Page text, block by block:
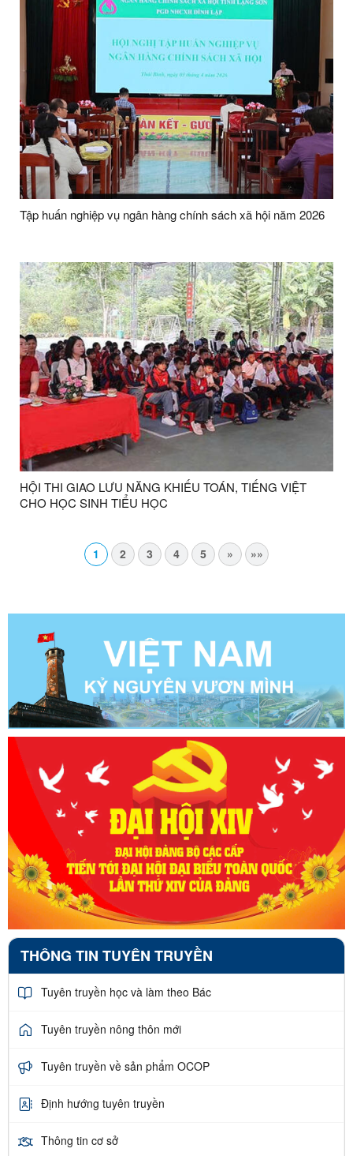
Tập huấn nghiệp vụ ngân hàng chính sách xã hội năm 2026
HỘI THI GIAO LƯU NĂNG KHIẾU TOÁN, TIẾNG VIỆT
CHO HỌC SINH TIỂU HỌC
1 2 3 4 5 » »»
THÔNG TIN TUYÊN TRUYỀN
Tuyên truyền học và làm theo Bác
Tuyên truyền nông thôn mới
Tuyên truyền về sản phẩm OCOP
Định hướng tuyên truyền
Thông tin cơ sở